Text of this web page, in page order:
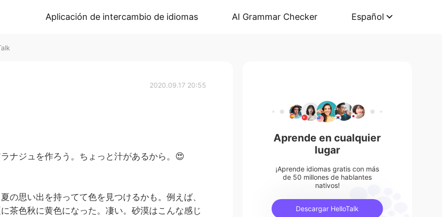
Aplicación de intercambio de idiomas AI Grammar Checker Español
2020.09.17 20:55
ナジュを作ろう。ちょっと汁があるから。😍
の思い出を持ってて色を見つけるかも。例えば、
茶色秋に黄色になった。凄い。砂漠はこんな感じ
Aprende en cualquier
lugar
¡Aprende idiomas gratis con más
de 50 millones de hablantes
nativos!
Descargar HelloTalk